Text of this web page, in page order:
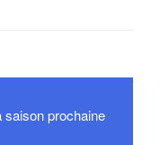
saison prochaine